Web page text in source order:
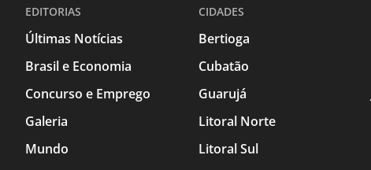
EDITORIAS
Últimas Notícias
Brasil e Economia
Concurso e Emprego
Galeria
Mundo
CIDADES
Bertioga
Cubatão
Guarujá
Litoral Norte
Litoral Sul